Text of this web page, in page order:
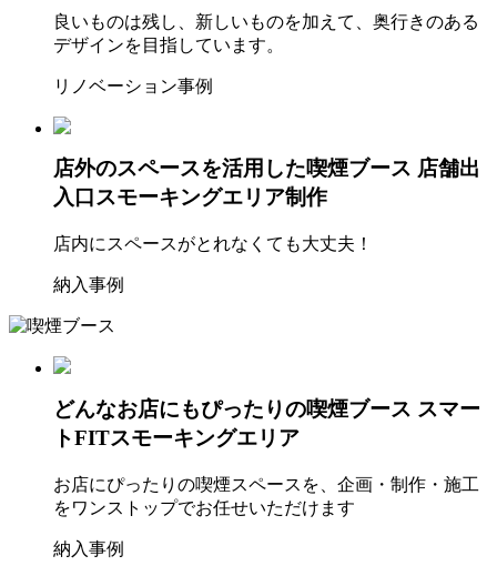
良いものは残し、新しいものを加えて、奥行きのある
デザインを目指しています。
リノベーション事例
店外のスペースを活用した喫煙ブース 店舗出
入口スモーキングエリア制作
店内にスペースがとれなくても大丈夫！
納入事例
どんなお店にもぴったりの喫煙ブース スマー
トFITスモーキングエリア
お店にぴったりの喫煙スペースを、企画・制作・施工
をワンストップでお任せいただけます
納入事例